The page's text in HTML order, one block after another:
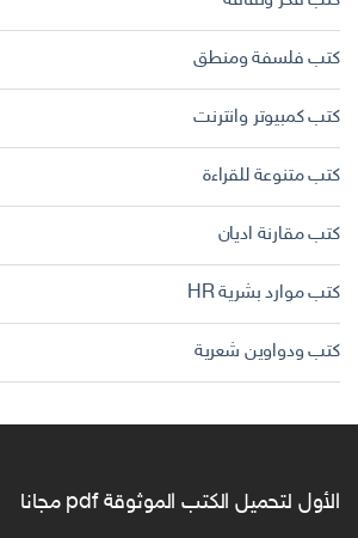
كتب فلسفة ومنطق
كتب كمبيوتر وانترنت
كتب متنوعة للقراءة
كتب مقارنة اديان
كتب موارد بشرية HR
كتب ودواوين شعرية
الأول لتحميل الكتب الموثوقة pdf مجانا